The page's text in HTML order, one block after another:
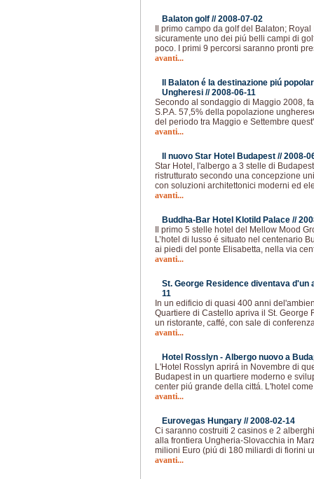
Balaton golf //2008-07-02
Il primo campo da golf del Balaton;
sicuramente uno dei piú belli campi di
poco. I primi 9 percorsi saranno pronti
avanti...
Il Balaton é la destinazione piú
Ungheresi //2008-06-11
Secondo al sondaggio di Maggio 2008,
S.P.A. 57,5% della popolazione
del periodo tra Maggio e Settembre
avanti...
Il nuovo Star Hotel Budapest //2008-
Star Hotel, l'albergo a 3 stelle di
ristrutturato secondo una concepzione
con soluzioni architettonici moderni ed
avanti...
Buddha-Bar Hotel Klotild Palace //
Il primo 5 stelle hotel del Mellow Mood
L’hotel di lusso é situato nel centenario
ai piedi del ponte Elisabetta, nella via
avanti...
St. George Residence diventava d'un
11
In un edificio di quasi 400 anni
Quartiere di Castello apriva il St. George
un ristorante, caffé, con sale di
avanti...
Hotel Rosslyn - Albergo nuovo a
L'Hotel Rosslyn aprirá in Novembre di
Budapest in un quartiere moderno e
center piú grande della cittá. L'hotel
avanti...
Eurovegas Hungary //2008-02-14
Ci saranno costruiti 2 casinos e 2
alla frontiera Ungheria-Slovacchia in
milioni Euro (piú di 180 miliardi di fiorini
avanti...